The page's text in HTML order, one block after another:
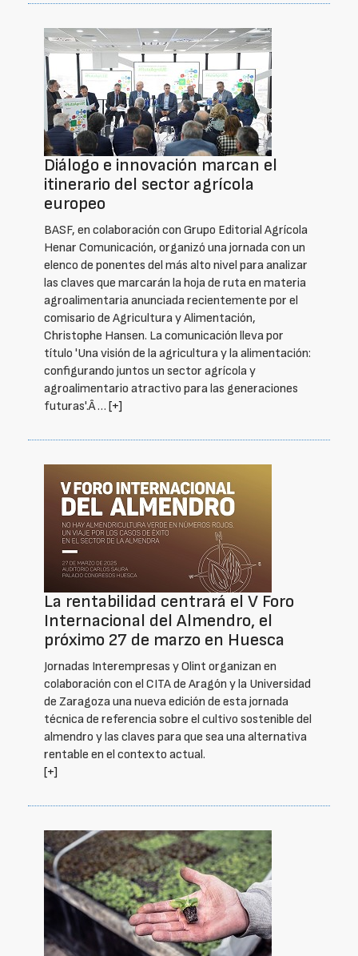
Diálogo e innovación marcan el
itinerario del sector agrícola
europeo
BASF, en colaboración con Grupo Editorial Agrícola
Henar Comunicación, organizó una jornada con un
elenco de ponentes del más alto nivel para analizar
las claves que marcarán la hoja de ruta en materia
agroalimentaria anunciada recientemente por el
comisario de Agricultura y Alimentación,
Christophe Hansen. La comunicación lleva por
título 'Una visión de la agricultura y la alimentación:
configurando juntos un sector agrícola y
agroalimentario atractivo para las generaciones
futuras'.Â … [+]
La rentabilidad centrará el V Foro
Internacional del Almendro, el
próximo 27 de marzo en Huesca
Jornadas Interempresas y Olint organizan en
colaboración con el CITA de Aragón y la Universidad
de Zaragoza una nueva edición de esta jornada
técnica de referencia sobre el cultivo sostenible del
almendro y las claves para que sea una alternativa
rentable en el contexto actual.
[+]